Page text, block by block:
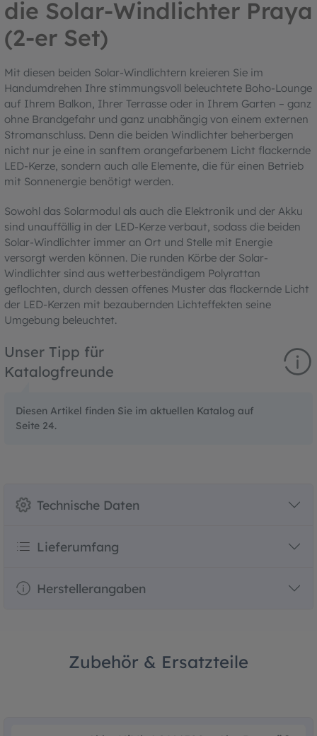
die Solar-Windlichter Praya
(2-er Set)
Mit diesen beiden Solar-Windlichtern kreieren Sie im
Handumdrehen Ihre stimmungsvoll beleuchtete Boho-Lounge
auf Ihrem Balkon, Ihrer Terrasse oder in Ihrem Garten – ganz
ohne Brandgefahr und ganz unabhängig von einem externen
Stromanschluss. Denn die beiden Windlichter beherbergen
nicht nur je eine in sanftem orangefarbenem Licht flackernde
LED-Kerze, sondern auch alle Elemente, die für einen Betrieb
mit Sonnenergie benötigt werden.
Sowohl das Solarmodul als auch die Elektronik und der Akku
sind unauffällig in der LED-Kerze verbaut, sodass die beiden
Solar-Windlichter immer an Ort und Stelle mit Energie
versorgt werden können. Die runden Körbe der Solar-
Windlichter sind aus wetterbeständigem Polyrattan
geflochten, durch dessen offenes Muster das flackernde Licht
der LED-Kerzen mit bezaubernden Lichteffekten seine
Umgebung beleuchtet.
Unser Tipp für
Katalogfreunde
Diesen Artikel finden Sie im aktuellen Katalog auf
Seite 24.
Technische Daten
Lieferumfang
Herstellerangaben
Zubehör & Ersatzteile